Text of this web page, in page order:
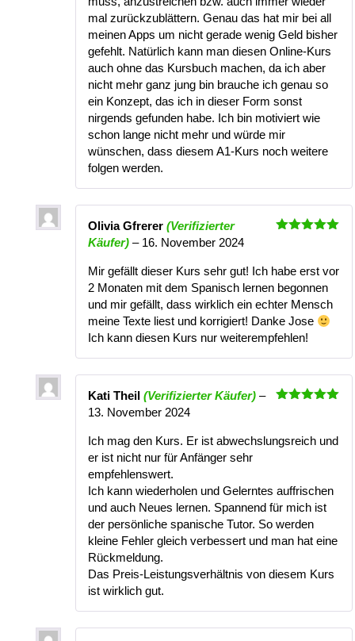
mal zurückzublättern. Genau das hat mir bei all
meinen Apps um nicht gerade wenig Geld bisher
gefehlt. Natürlich kann man diesen Online-Kurs
auch ohne das Kursbuch machen, da ich aber
nicht mehr ganz jung bin brauche ich genau so
ein Konzept, das ich in dieser Form sonst
nirgends gefunden habe. Ich bin motiviert wie
schon lange nicht mehr und würde mir
wünschen, dass diesem A1-Kurs noch weitere
folgen werden.
Olivia Gfrerer (Verifizierter
Käufer) – 16. November 2024
Mir gefällt dieser Kurs sehr gut! Ich habe erst vor
2 Monaten mit dem Spanisch lernen begonnen
und mir gefällt, dass wirklich ein echter Mensch
meine Texte liest und korrigiert! Danke Jose
Ich kann diesen Kurs nur weiterempfehlen!
Kati Theil (Verifizierter Käufer) –
13. November 2024
Ich mag den Kurs. Er ist abwechslungsreich und
er ist nicht nur für Anfänger sehr
empfehlenswert.
Ich kann wiederholen und Gelerntes auffrischen
und auch Neues lernen. Spannend für mich ist
der persönliche spanische Tutor. So werden
kleine Fehler gleich verbessert und man hat eine
Rückmeldung.
Das Preis-Leistungsverhältnis von diesem Kurs
ist wirklich gut.